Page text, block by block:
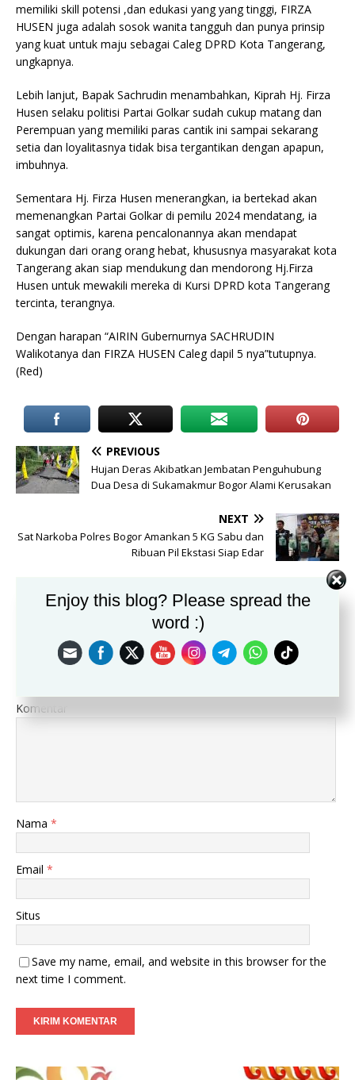
memiliki skill potensi ,dan edukasi yang yang tinggi, FIRZA
HUSEN juga adalah sosok wanita tangguh dan punya prinsip
yang kuat untuk maju sebagai Caleg DPRD Kota Tangerang,
ungkapnya.
Lebih lanjut, Bapak Sachrudin menambahkan, Kiprah Hj. Firza
Husen selaku politisi Partai Golkar sudah cukup matang dan
Perempuan yang memiliki paras cantik ini sampai sekarang
setia dan loyalitasnya tidak bisa tergantikan dengan apapun,
imbuhnya.
Sementara Hj. Firza Husen menerangkan, ia bertekad akan
memenangkan Partai Golkar di pemilu 2024 mendatang, ia
sangat optimis, karena pencalonannya akan mendapat
dukungan dari orang orang hebat, khususnya masyarakat kota
Tangerang akan siap mendukung dan mendorong Hj.Firza
Husen untuk mewakili mereka di Kursi DPRD kota Tangerang
tercinta, terangnya.
Dengan harapan “AIRIN Gubernurnya SACHRUDIN
Walikotanya dan FIRZA HUSEN Caleg dapil 5 nya”tutupnya.
(Red)
PREVIOUS
Hujan Deras Akibatkan Jembatan Penguhubung
Dua Desa di Sukamakmur Bogor Alami Kerusakan
NEXT
Sat Narkoba Polres Bogor Amankan 5 KG Sabu dan
Ribuan Pil Ekstasi Siap Edar
BE THE FIRST TO COMMENT
Leave a Reply
Komentar
Nama *
Email *
Situs
Save my name, email, and website in this browser for the
next time I comment.
Enjoy this blog? Please spread the
word :)